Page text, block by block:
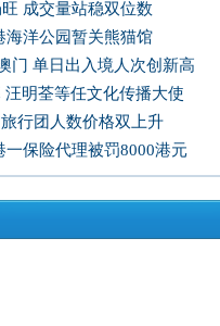
成交量站稳双位数
海洋公园暂关熊猫馆
门 单日出入境人次创新高
明荃等任文化传播大使
行团人数价格双上升
保险代理被罚8000港元